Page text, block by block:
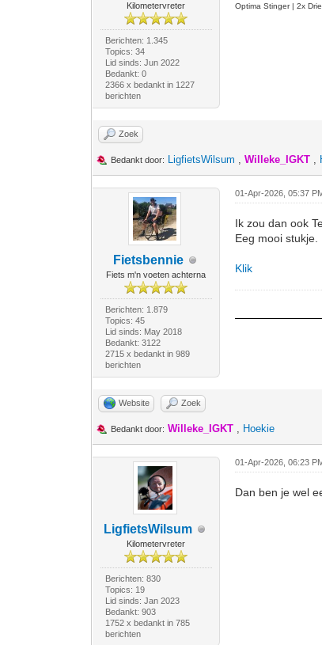
Kilometervreter
Berichten: 1.345
Topics: 34
Lid sinds: Jun 2022
Bedankt: 0
2366 x bedankt in 1227
berichten
Optima Stinger |2x
Zoek
Bedankt door: LigfietsWilsum ,Willeke_IGKT ,
Fietsbennie
Fiets m'n voeten achterna
Berichten: 1.879
Topics: 45
Lid sinds: May 2018
Bedankt: 3122
2715 x bedankt in 989
berichten
01-Apr-2026, 05:37
Ik zou dan ook
Eeg mooi stukje.
Klik
Website Zoek
Bedankt door: Willeke_IGKT , Hoekie
LigfietsWilsum
Kilometervreter
Berichten: 830
Topics: 19
Lid sinds: Jan 2023
Bedankt: 903
1752 x bedankt in 785
berichten
01-Apr-2026, 06:23
Dan ben je wel